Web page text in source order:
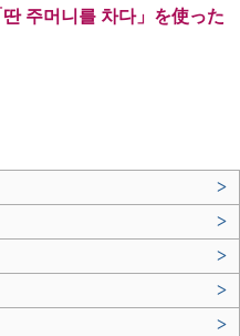
주머니를 차다」を使った
>
>
>
>
>